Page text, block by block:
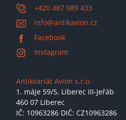
+420 487 989 433
info@antikavion.cz
Facebook
Instagram
Antikvariát Avion s.r.o.
1. máje 59/5, Liberec III-Jeřáb
460 07 Liberec
IČ: 10963286 DIČ: CZ10963286